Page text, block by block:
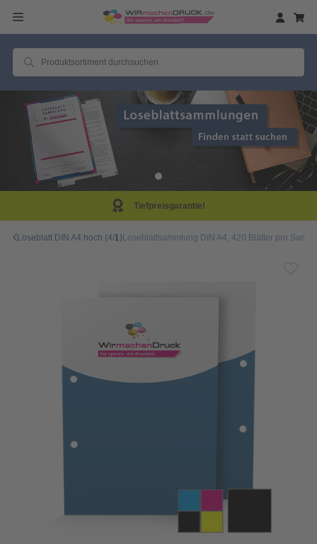
Loseblatt DIN A4 hoch (4/1)Loseblattsammlung DIN A4, 420 Blätter pro